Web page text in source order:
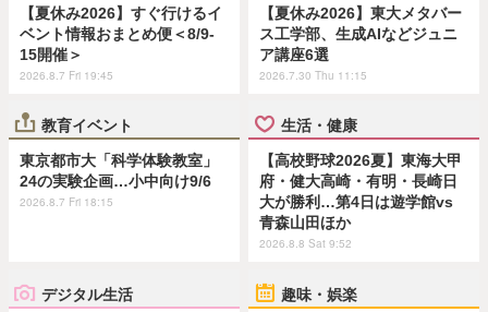
【夏休み2026】すぐ行けるイ
ベント情報おまとめ便＜8/9-
15開催＞
2026.8.7 Fri 19:45
【夏休み2026】東大メタバー
ス工学部、生成AIなどジュニ
ア講座6選
2026.7.30 Thu 11:15
教育イベント
東京都市大「科学体験教室」
24の実験企画…小中向け9/6
2026.8.7 Fri 18:15
生活・健康
【高校野球2026夏】東海大甲
府・健大高崎・有明・長崎日
大が勝利…第4日は遊学館vs
青森山田ほか
2026.8.8 Sat 9:52
デジタル生活 趣味・娯楽